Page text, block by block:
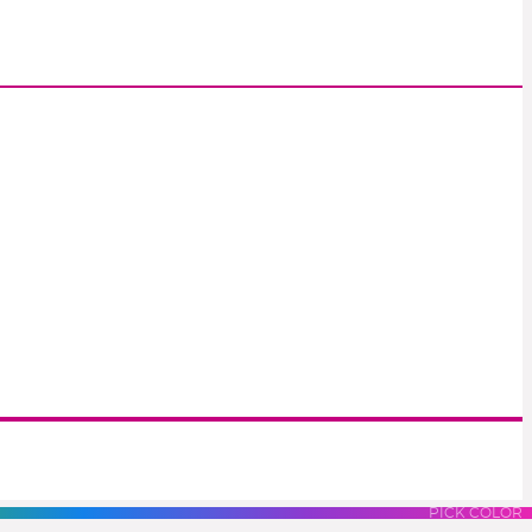
PICK COLOR